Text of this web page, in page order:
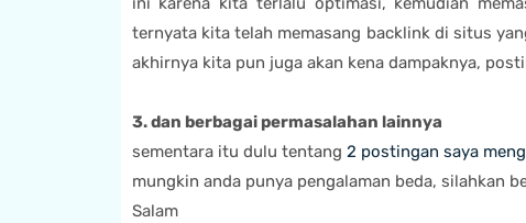
ternyata kita telah memasang backlink di situs
akhirnya kita pun juga akan kena dampaknya,
3. dan berbagai permasalahan lainnya
sementara itu dulu tentang 2 postingan saya
mungkin anda punya pengalaman beda, silahkan
Salam